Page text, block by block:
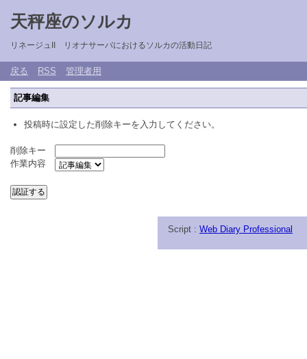
天秤座のソルカ
リネージュII リオナサーバにおけるソルカの活動日記
戻る RSS 管理者用
記事編集
投稿時に設定した削除キーを入力してください。
削除キー
作業内容
Script : Web Diary Professional